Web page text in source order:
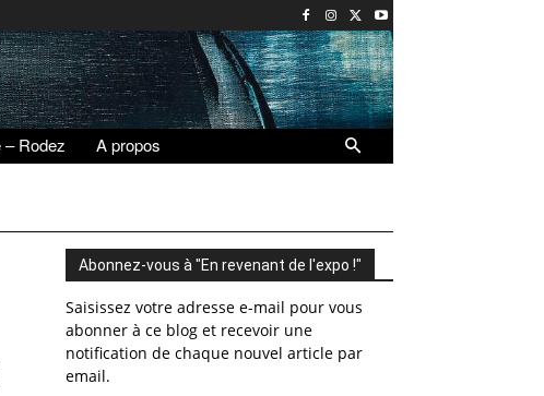
– Rodez A propos
Abonnez-vous à "En revenant de l'expo !"
Saisissez votre adresse e-mail pour vous
abonner à ce blog et recevoir une
notification de chaque nouvel article par
email.